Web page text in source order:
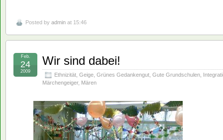
Posted by admin at 15:46
Wir sind dabei!
Ethnizität Geige Grünes Gedankengut Gute Grundschulen
Märchengeiger, Mären
Feb.
24
2009